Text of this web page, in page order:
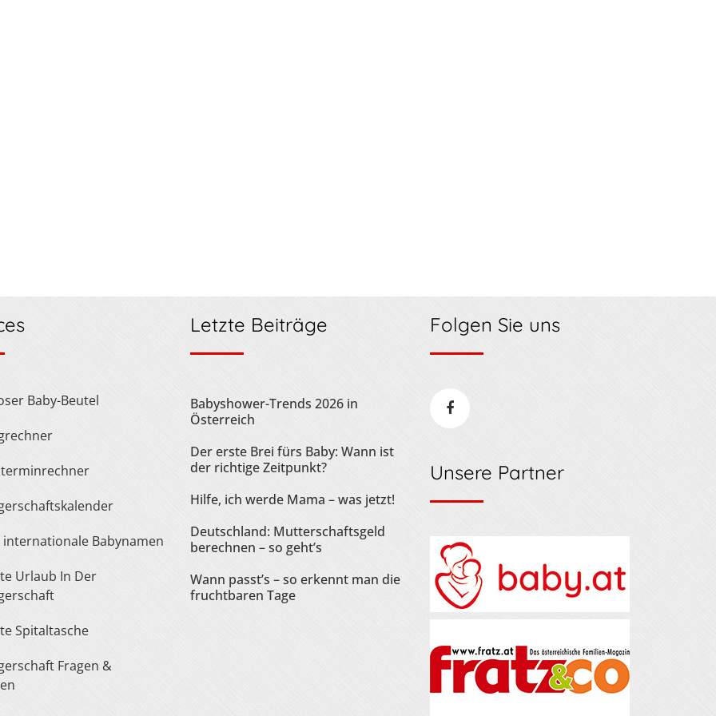
Baby-Beutel
internationale Babynamen
Spitaltasche
Letzte Beiträge
Babyshower-Trends 2026 in
Österreich
Der erste Brei fürs Baby: Wann ist
der richtige Zeitpunkt?
Hilfe, ich werde Mama – was jetzt!
Deutschland: Mutterschaftsgeld
berechnen – so geht’s
Wann passt’s – so erkennt man die
fruchtbaren Tage
Folgen Sie uns
Unsere Partner